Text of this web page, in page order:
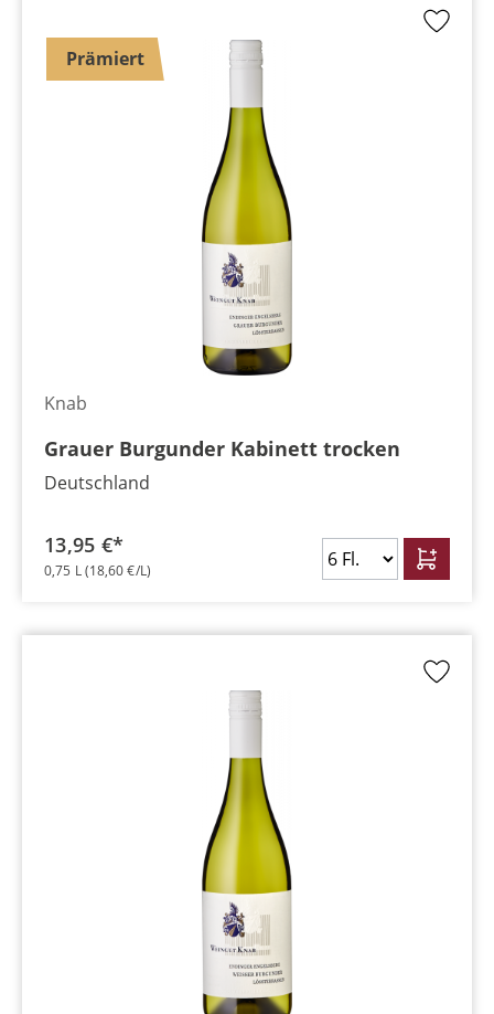
Prämiert
Knab
Grauer Burgunder Kabinett trocken
Deutschland
13,95 €*
0,75 L(18,60 €/L)